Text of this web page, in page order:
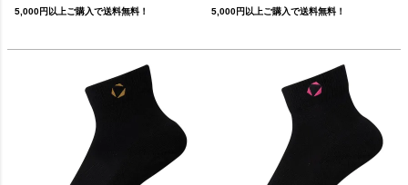
5,000円以上ご購入で送料無料！ 5,000円以上ご購入で送料無料！